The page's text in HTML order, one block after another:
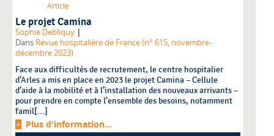
Article
Le projet Camina
Sophie Debliquy |
Dans Revue hospitalière de France (n° 615, novembre-
décembre 2023)
Face aux difficultés de recrutement, le centre hospitalier
d’Arles a mis en place en 2023 le projet Camina – Cellule
d’aide à la mobilité et à l’installation des nouveaux arrivants –
pour prendre en compte l’ensemble des besoins, notamment
famil[...]
Plus d'information...